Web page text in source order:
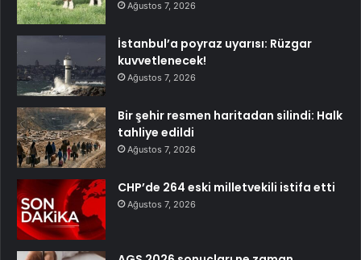
Ağustos 7, 2026
İstanbul’a poyraz uyarısı: Rüzgar
kuvvetlenecek!
Ağustos 7, 2026
Bir şehir resmen haritadan silindi: Halk
tahliye edildi
Ağustos 7, 2026
CHP’de 264 eski milletvekili istifa etti
Ağustos 7, 2026